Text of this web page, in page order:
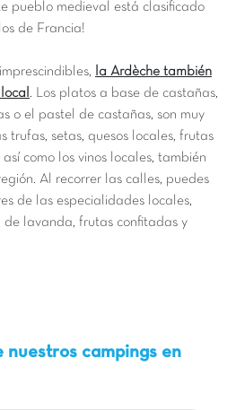
pueblo medieval está clasificado
de Francia!
la Ardèche también
. Los platos a base de castañas,
o el pastel de castañas, son muy
trufas, setas, quesos locales, frutas
como los vinos locales, también
Al recorrer las calles, puedes
de las especialidades locales,
de lavanda, frutas confitadas y
nuestros campings en